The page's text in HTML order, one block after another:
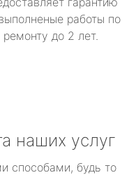
работы по
ремонту до 2 лет.
наших услуг
способами, будь то